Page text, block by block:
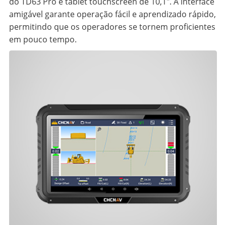
amigável garante operação fácil e aprendizado rápido,
permitindo que os operadores se tornem proficientes
em pouco tempo.